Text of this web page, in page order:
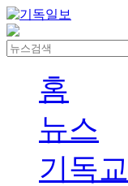
홈
뉴스
기독교